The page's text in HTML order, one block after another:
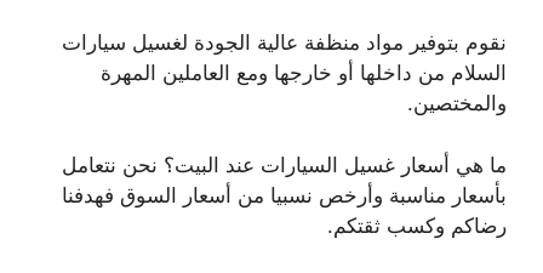
نقوم بتوفير مواد منظفة عالية الجودة لغسيل سيارات
السلام من داخلها أو خارجها ومع العاملين المهرة
والمختصين.
ما هي أسعار غسيل السيارات عند البيت؟ نحن نتعامل
بأسعار مناسبة وأرخص نسبيا من أسعار السوق فهدفنا
رضاكم وكسب ثقتكم.